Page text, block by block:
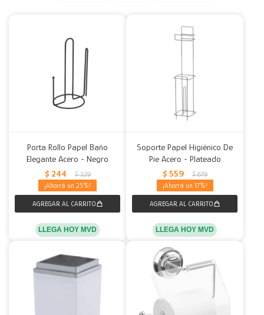
Porta Rollo Papel Baño
Elegante Acero - Negro
$ 244 $ 329
25
LLEGA HOY MVD
Soporte Papel Higiénico De
Pie Acero - Plateado
$ 559 $ 679
17
LLEGA HOY MVD
Accesorios para el hogar
Herramientas
Muebles Infantiles